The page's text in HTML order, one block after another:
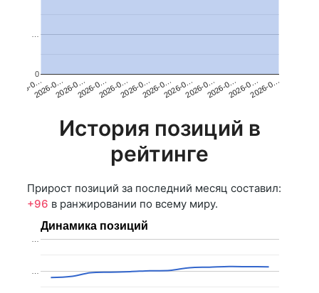
2026-0…2026-0…2026-0…2026-0…2026-0…2026-0…2026-0…2026-0…2026-0…2026-0…2026-0…2026-0…
0
…
История позиций в
рейтинге
Прирост позиций за последний месяц составил:
+96 в ранжировании по всему миру.
Динамика позиций
…
…